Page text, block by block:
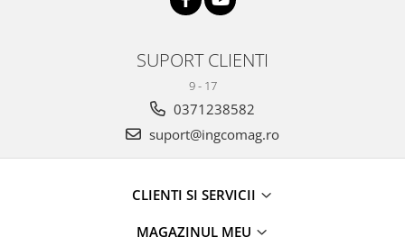
SUPORT CLIENTI
9 - 17
0371238582
suport@ingcomag.ro
CLIENTI SI SERVICII
MAGAZINUL MEU